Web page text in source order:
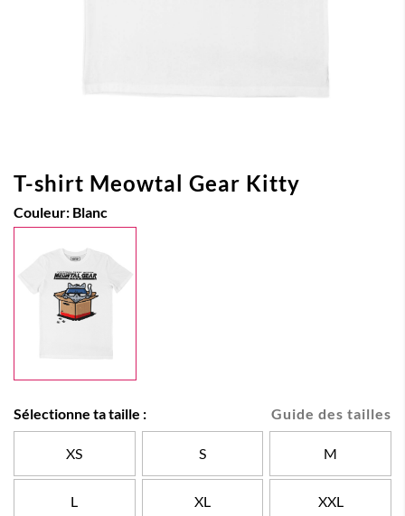
T-shirt Meowtal Gear Kitty
Couleur: Blanc
Guide des tailles
Sélectionne ta taille :
XS S M
L XL XXL